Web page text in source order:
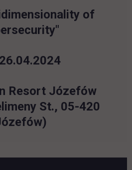
of
"
Resort Józefów
St., 05-420